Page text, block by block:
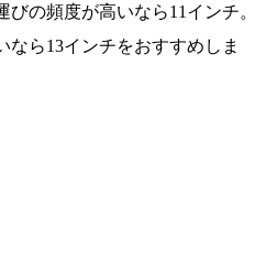
の頻度が高いなら11インチ。
なら13インチをおすすめしま